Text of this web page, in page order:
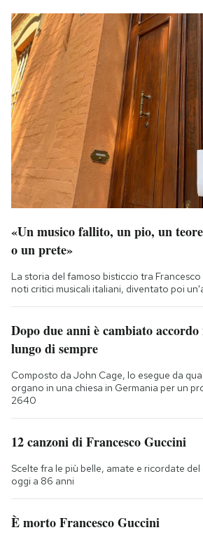
«Un musico fallito, un pio, un
o un prete»
La storia del famoso bisticcio tra
noti critici musicali italiani, diventato poi
Dopo due anni è cambiato
lungo di sempre
Composto da John Cage, lo esegue da
organo in una chiesa in Germania per un
2640
12 canzoni di Francesco Guccini
Scelte fra le più belle, amate e ricordate
oggi a 86 anni
È morto Francesco Guccini